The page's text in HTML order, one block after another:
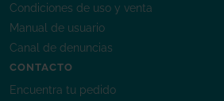
Condiciones de uso y venta
Manual de usuario
Canal de denuncias
CONTACTO
Encuentra tu pedido